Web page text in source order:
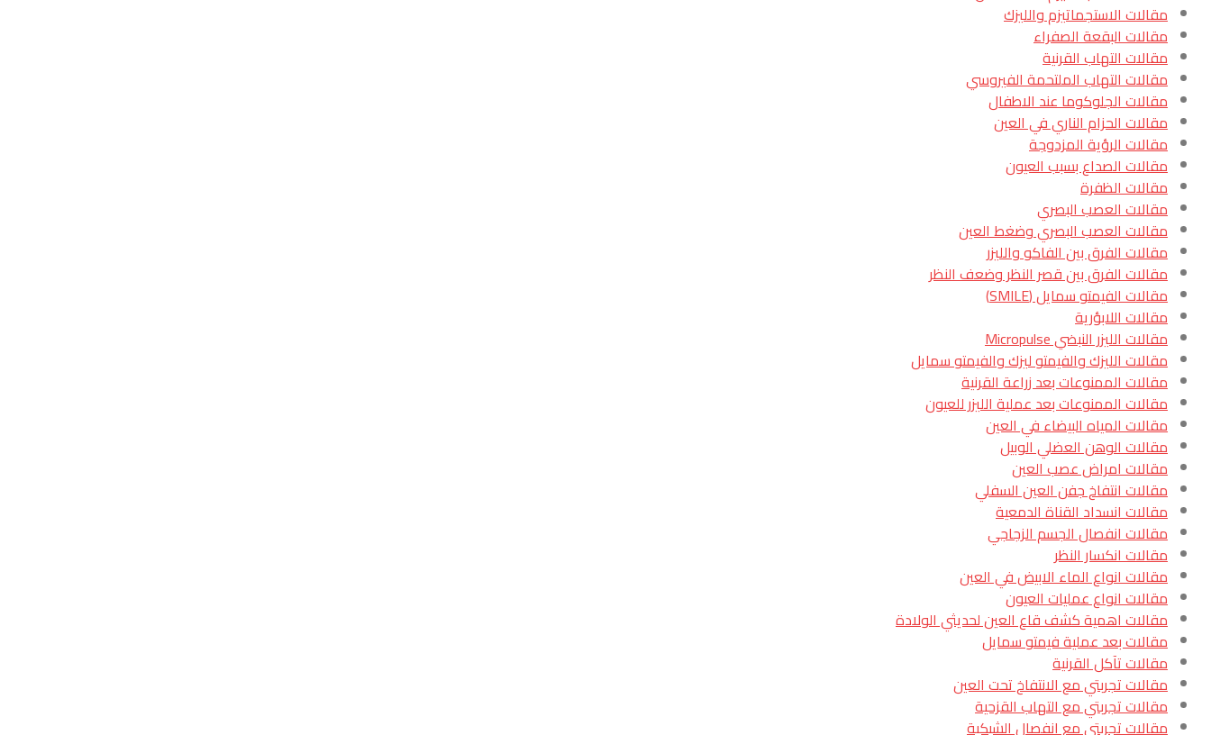
مقالات الاستجماتيزم والليزك
مقالات البقعة الصفراء
مقالات التهاب القرنية
مقالات التهاب الملتحمة الفيروسي
مقالات الجلوكوما عند الاطفال
مقالات الحزام الناري في العين
مقالات الرؤية المزدوجة
مقالات الصداع بسبب العيون
مقالات الظفرة
مقالات العصب البصري
مقالات العصب البصري وضغط العين
مقالات الفرق بين الفاكو والليزر
مقالات الفرق بين قصر النظر وضعف النظر
مقالات الفيمتو سمايل (SMILE)
مقالات اللابؤرية
مقالات الليزر النبضي Micropulse
مقالات الليزك والفيمتو ليزك والفيمتو سمايل
مقالات الممنوعات بعد زراعة القرنية
مقالات الممنوعات بعد عملية الليزر للعيون
مقالات المياه البيضاء في العين
مقالات الوهن العضلي الوبيل
مقالات امراض عصب العين
مقالات انتفاخ جفن العين السفلي
مقالات انسداد القناة الدمعية
مقالات انفصال الجسم الزجاجي
مقالات انكسار النظر
مقالات انواع الماء الابيض في العين
مقالات انواع عمليات العيون
مقالات اهمية كشف قاع العين لحديثي الولادة
مقالات بعد عملية فيمتو سمايل
مقالات تآكل القرنية
مقالات تجربتي مع الانتفاخ تحت العين
مقالات تجربتي مع التهاب القزحية
مقالات تجربتي مع انفصال الشبكية